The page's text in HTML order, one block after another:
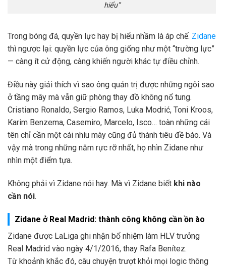
hiểu”
Trong bóng đá, quyền lực hay bị hiểu nhầm là áp chế. Zidane
thì ngược lại: quyền lực của ông giống như một “trường lực”
— càng ít cử động, càng khiến người khác tự điều chỉnh.
Điều này giải thích vì sao ông quản trị được những ngôi sao
ở tầng mây mà vẫn giữ phòng thay đồ không nổ tung.
Cristiano Ronaldo, Sergio Ramos, Luka Modrić, Toni Kroos,
Karim Benzema, Casemiro, Marcelo, Isco… toàn những cái
tên chỉ cần một cái nhíu mày cũng đủ thành tiêu đề báo. Và
vậy mà trong những năm rực rỡ nhất, họ nhìn Zidane như
nhìn một điểm tựa.
Không phải vì Zidane nói hay. Mà vì Zidane biết khi nào
cần nói.
Zidane ở Real Madrid: thành công không cần ồn ào
Zidane được LaLiga ghi nhận bổ nhiệm làm HLV trưởng
Real Madrid vào ngày 4/1/2016, thay Rafa Benítez.
Từ khoảnh khắc đó, câu chuyện trượt khỏi mọi logic thông